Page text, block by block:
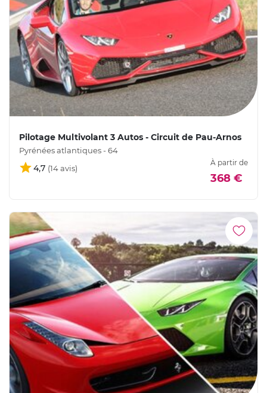
Pilotage Multivolant 3 Autos - Circuit de Pau-Arnos
Pyrénées atlantiques - 64
4,7
À partir de
368 €